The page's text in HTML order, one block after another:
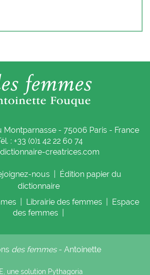
Montparnasse - 75006 Paris - France
: +33 (0)1 42 22 60 74
creatrices.com
nous |
Édition papier du
dictionnaire
Librairie des femmes
Espace
des femmes
des femmes- Antoinette
une solution Pythagoria